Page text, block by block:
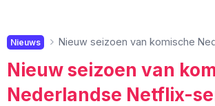
Nieuws Nieuw seizoen van komische
Nieuw seizoen van
Nederlandse Netflix-